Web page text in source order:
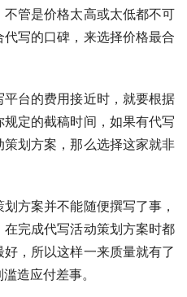
管是价格太高或太低都不可
写的口碑，来选择价格最合
台的费用接近时，就要根据
定的截稿时间，如果有代写
划方案，那么选择这家就非
方案并不能随便撰写了事，
完成代写活动策划方案时都
，所以这样一来质量就有了
造应付差事。